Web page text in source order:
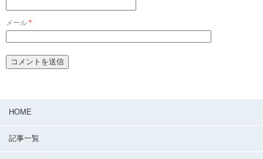
メール *
HOME
記事一覧